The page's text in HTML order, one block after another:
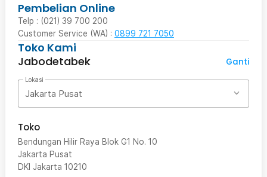
Pembelian Online
Telp : (021) 39 700 200
Customer Service (WA) : 0899 721 7050
Toko Kami
Jabodetabek
Ganti
Lokasi
Jakarta Pusat
Toko
Bendungan Hilir Raya Blok G1 No. 10
Jakarta Pusat
DKI Jakarta 10210